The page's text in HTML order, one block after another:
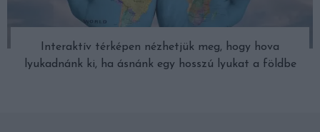
Interaktív térképen nézhetjük meg, hogy hova
lyukadnánk ki, ha ásnánk egy hosszú lyukat a földbe